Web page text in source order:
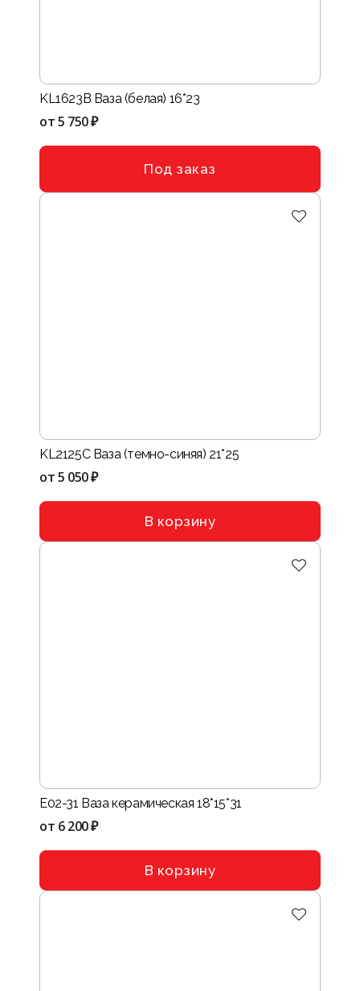
KL1623В Ваза (белая) 16*23
от5 750 ₽
Под заказ
KL2125С Ваза (темно-синяя) 21*25
от5 050 ₽
В корзину
E02-31 Ваза керамическая 18*15*31
от 6 200 ₽
В корзину